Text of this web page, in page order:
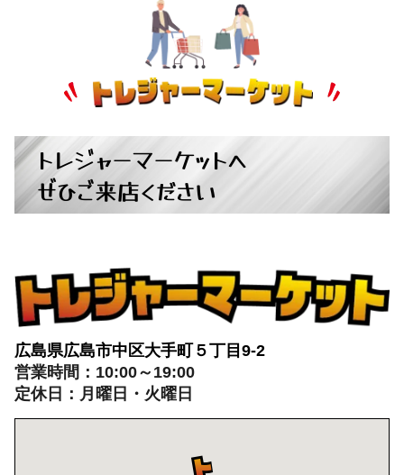
トレジャーマーケットへ
ぜひご来店ください
広島県広島市中区大手町５丁目9-2
営業時間：10:00～19:00
定休日：月曜日・火曜日